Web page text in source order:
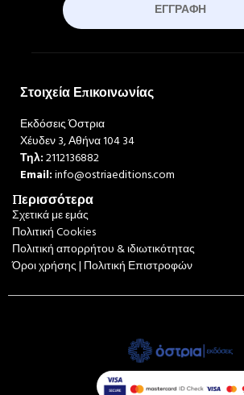
ΕΓΓΡΑΦΉ
Στοιχεία Επικοινωνίας
Εκδόσεις Όστρια
Χέυδεν 3, Αθήνα 104 34
Τηλ:2112136882
Email:info@ostriaeditions.com
Περισσότερα
Σχετικά με εμάς
Πολιτική Cookies
Πολιτική απορρήτου & ιδιωτικότητας
Όροι χρήσης | Πολιτική Επιστροφών